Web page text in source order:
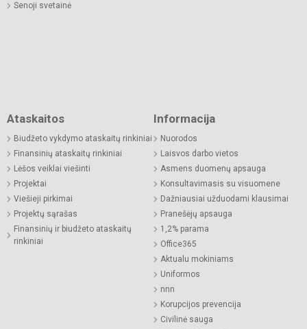
Senoji svetainė
Ataskaitos
Biudžeto vykdymo ataskaitų rinkiniai
Finansinių ataskaitų rinkiniai
Lėšos veiklai viešinti
Projektai
Viešieji pirkimai
Projektų sąrašas
Finansinių ir biudžeto ataskaitų
rinkiniai
Informacija
Nuorodos
Laisvos darbo vietos
Asmens duomenų apsauga
Konsultavimasis su visuomene
Dažniausiai užduodami klausimai
Pranešėjų apsauga
1,2% parama
Office365
Aktualu mokiniams
Uniformos
nnn
Korupcijos prevencija
Civilinė sauga